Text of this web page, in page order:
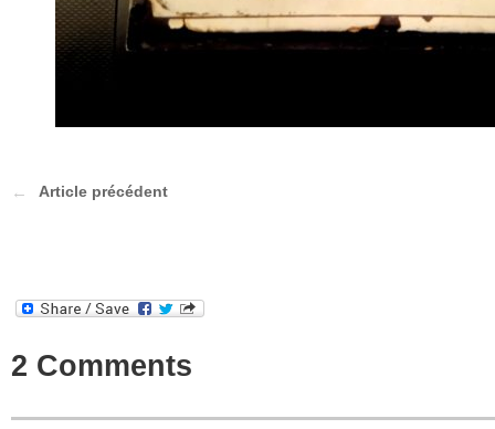
Article précédent
2 Comments